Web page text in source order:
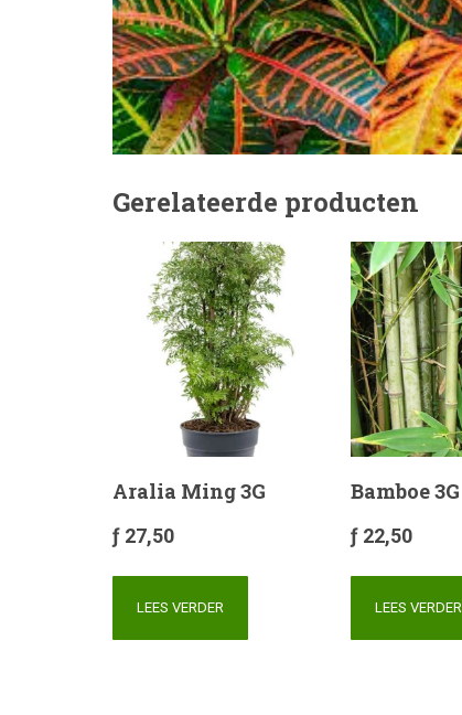
Gerelateerde producten
Aralia Ming 3G
ƒ 27,50
LEES VERDER
Bamboe 3G
ƒ 22,50
LEES VERDER